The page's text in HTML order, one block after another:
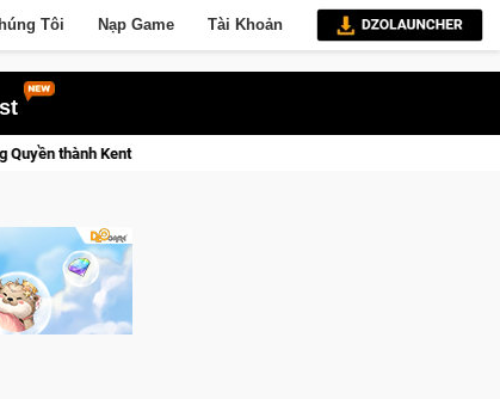
Tôi Nạp Game Tài Khoản
CFVL 2026 Mùa 2 khép lại với hành trình đầy cảm xúc,